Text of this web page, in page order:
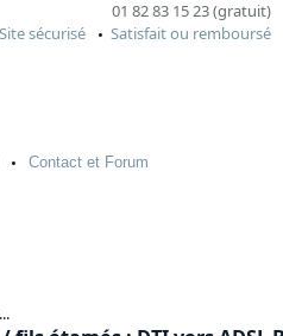
01 82 83 15 23 (gratuit)
Site sécurisé
Satisfait ou remboursé
Contactet Forum